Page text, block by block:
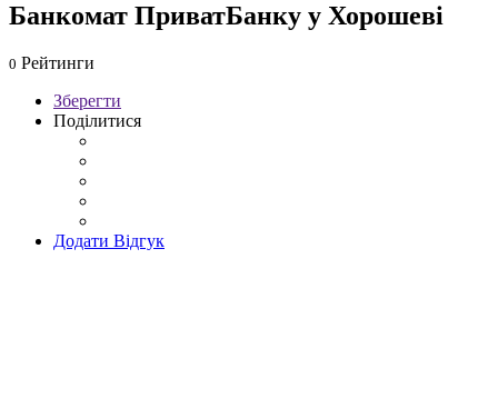
Банкомат ПриватБанку у Хорошеві
0 Рейтинги
Зберегти
Поділитися
Додати Відгук